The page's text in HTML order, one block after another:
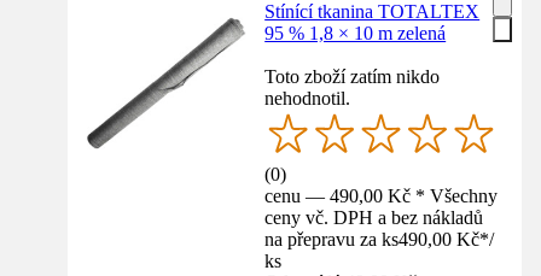
Stínící tkanina TOTALTEX
95 % 1,8 × 10 m zelená
Toto zboží zatím nikdo
nehodnotil.
(0)
cenu — 490,00 Kč * Všechny
ceny vč. DPH a bez nákladů
na přepravu za ks490,00 Kč*/
ks